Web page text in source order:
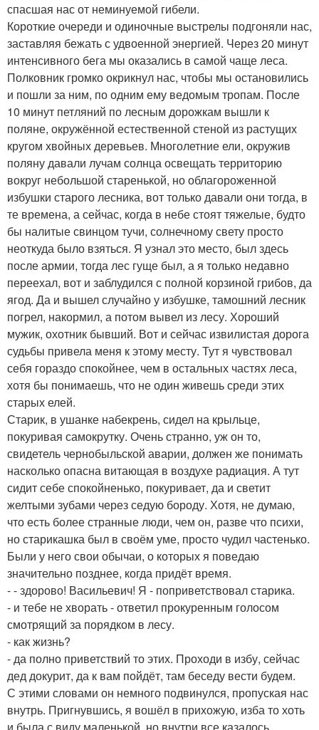
спасшая нас от неминуемой гибели.
Короткие очереди и одиночные выстрелы подгоняли нас,
заставляя бежать с удвоенной энергией. Через 20 минут
интенсивного бега мы оказались в самой чаще леса.
Полковник громко окрикнул нас, чтобы мы остановились
и пошли за ним, по одним ему ведомым тропам. После
10 минут петляний по лесным дорожкам вышли к
поляне, окружённой естественной стеной из растущих
кругом хвойных деревьев. Многолетние ели, окружив
поляну давали лучам солнца освещать территорию
вокруг небольшой старенькой, но облагороженной
избушки старого лесника, вот только давали они тогда, в
те времена, а сейчас, когда в небе стоят тяжелые, будто
бы налитые свинцом тучи, солнечному свету просто
неоткуда было взяться. Я узнал это место, был здесь
после армии, тогда лес гуще был, а я только недавно
переехал, вот и заблудился с полной корзиной грибов, да
ягод. Да и вышел случайно у избушке, тамошний лесник
погрел, накормил, а потом вывел из лесу. Хороший
мужик, охотник бывший. Вот и сейчас извилистая дорога
судьбы привела меня к этому месту. Тут я чувствовал
себя гораздо спокойнее, чем в остальных частях леса,
хотя бы понимаешь, что не один живешь среди этих
старых елей.
Старик, в ушанке набекрень, сидел на крыльце,
покуривая самокрутку. Очень странно, уж он то,
свидетель чернобыльской аварии, должен же понимать
насколько опасна витающая в воздухе радиация. А тут
сидит себе спокойненько, покуривает, да и светит
желтыми зубами через седую бороду. Хотя, не думаю,
что есть более странные люди, чем он, разве что психи,
но старикашка был в своём уме, просто чудил частенько.
Были у него свои обычаи, о которых я поведаю
значительно позднее, когда придёт время.
- - здорово! Васильевич! Я - поприветствовал старика.
- и тебе не хворать - ответил прокуренным голосом
смотрящий за порядком в лесу.
- как жизнь?
- да полно приветствий то этих. Проходи в избу, сейчас
дед докурит, да к вам пойдёт, там беседу вести будем.
С этими словами он немного подвинулся, пропуская нас
внутрь. Пригнувшись, я вошёл в прихожую, изба то хоть
и была с виду маленькой, но внутри все казалось